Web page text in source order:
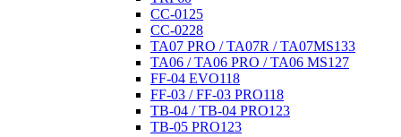
CC-01 25
CC-0228
TA07 PRO / TA07R / TA07MS133
TA06 / TA06 PRO / TA06 MS127
FF-04 EVO118
FF-03 / FF-03 PRO118
TB-04 / TB-04 PRO123
TB-05 PRO123